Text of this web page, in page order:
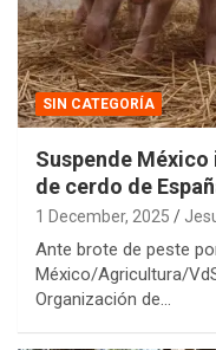
SIN CATEGORÍA
Suspende
de cerdo de
1 December, 2025
Ante brote de peste
México/Agricultura/
Organización de…